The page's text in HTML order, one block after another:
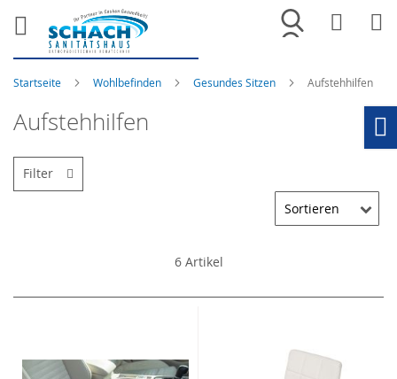
Merkliste
Startseite Wohlbefinden Gesundes Sitzen Aufstehhilfen
Aufstehhilfen
6Artikel
Filter